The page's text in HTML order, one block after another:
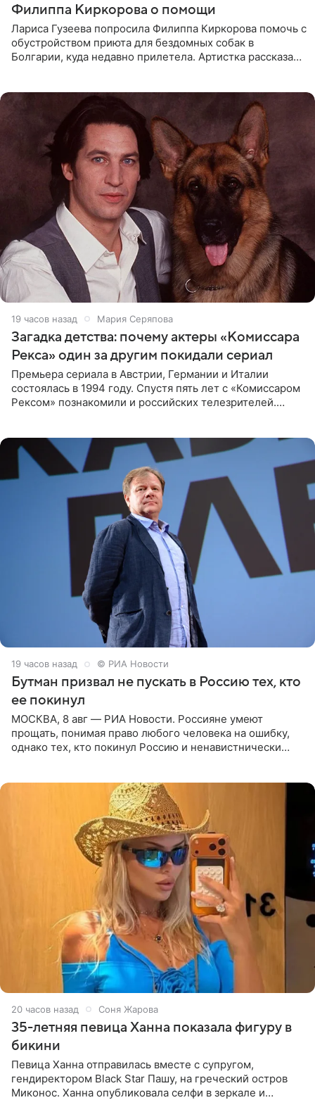
Филиппа Киркорова о помощи
Лариса Гузеева попросила Филиппа Киркорова помочь с
обустройством приюта для бездомных собак в
Болгарии, куда недавно прилетела. Артистка рассказала
19 часов назад Мария Серяпова
Загадка детства: почему актеры «Комиссара
Рекса» один за другим покидали сериал
Премьера сериала в Австрии, Германии и Италии
состоялась в 1994 году. Спустя пять лет с «Комиссаром
Рексом» познакомили и российских телезрителей.
19 часов назад © РИА Новости
Бутман призвал не пускать в Россию тех, кто
ее покинул
МОСКВА, 8 авг — РИА Новости. Россияне умеют
прощать, понимая право любого человека на ошибку,
однако тех, кто покинул Россию и ненавистнически
20 часов назад Соня Жарова
35-летняя певица Ханна показала фигуру в
бикини
Певица Ханна отправилась вместе с супругом,
гендиректором Black Star Пашу, на греческий остров
Миконос. Ханна опубликовала селфи в зеркале и